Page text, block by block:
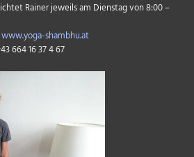
Rainer jeweils am Dienstag von 8:00 –
www.yoga-shambhu.at
664 16 37 4 67